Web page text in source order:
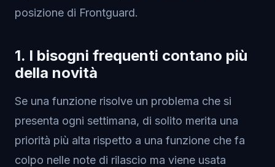
posizione di Frontguard.
1. I bisogni frequenti contano più
della novità
Se una funzione risolve un problema che si
presenta ogni settimana, di solito merita una
priorità più alta rispetto a una funzione che fa
colpo nelle note di rilascio ma viene usata